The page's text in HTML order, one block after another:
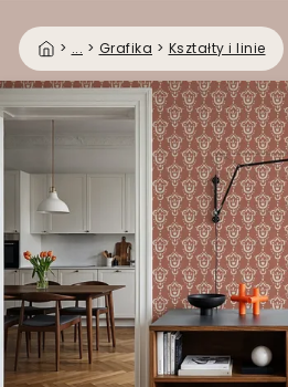
> ... > Grafika > Kształty i linie